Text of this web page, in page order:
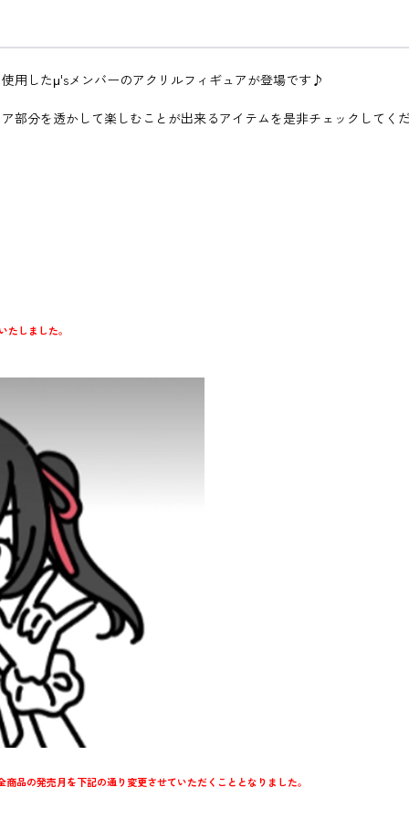
用したμ'sメンバーのアクリルフィギュアが登場です♪
部分を透かして楽しむことが出来るアイテムを是非チェックしてく
しました。
品の発売月を下記の通り変更させていただくこととなりました。